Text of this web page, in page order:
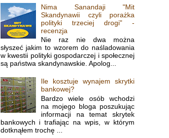
Nima Sanandaji "Mit
Skandynawii czyli porażka
polityki trzeciej drogi" -
recenzja
Nie raz nie dwa można
słyszeć jakim to wzorem do naśladowania
w kwestii polityki gospodarczej i społecznej
są państwa skandynawskie. Apolog...
Ile kosztuje wynajem skrytki
bankowej?
Bardzo wiele osób wchodzi
na mojego bloga poszukując
informacji na temat skrytek
bankowych i trafiając na wpis, w którym
dotknąłem trochę ...